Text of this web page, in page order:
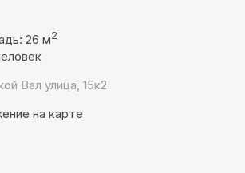
26 м2
Вал улица, 15к2
на карте